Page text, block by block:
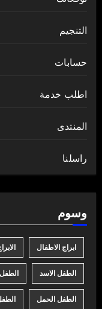
التنجيم
حسابات
اطلب خدمة
المنتدى
راسلنا
وسوم
ابراج الاطفال
الطفل الاسد الطفل
الطفل الحمل